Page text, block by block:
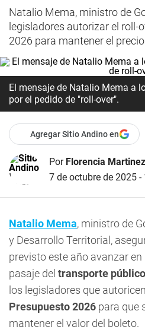
Natalio Mema, ministro de
legisladores autorizar el roll-
2026 para mantener el
El mensaje de Natalio Mema a
por el pedido de "roll-over".
Agregar Sitio Andino en
Por Florencia
7 de octubre de 2025 -
Natalio Mema, ministro de
y Desarrollo Territorial,
previsto este año avanzar en
pasaje del transporte público
los legisladores que
Presupuesto 2026 para que
mantener el valor del boleto.